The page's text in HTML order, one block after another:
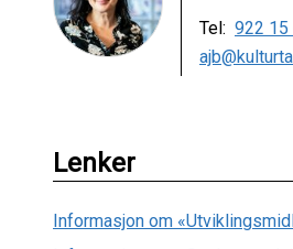
Tel: 922 15
Lenker
Informasjon om